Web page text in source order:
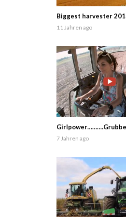
Biggest harvester
11 Jahren ago
7 Jahren ago